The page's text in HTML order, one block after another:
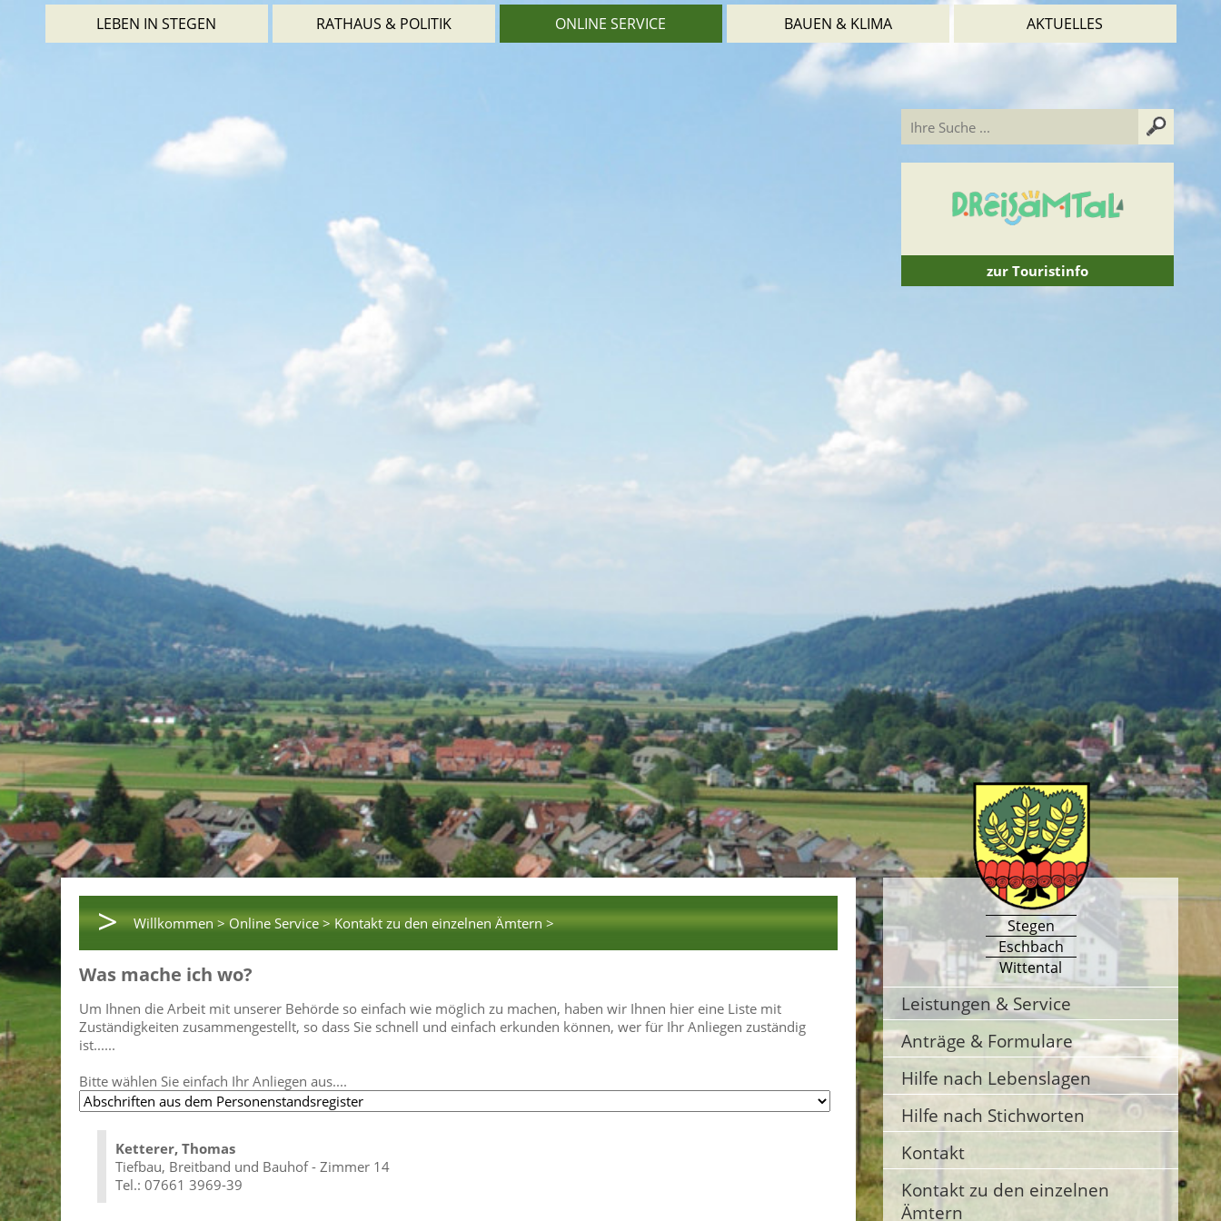
LEBEN IN STEGEN RATHAUS & POLITIK ONLINE SERVICE BAUEN & KLIMA AKTUELLES
zur Touristinfo
> Willkommen > Online Service > Kontakt zu den einzelnen Ämtern >
Was mache ich wo?
Um Ihnen die Arbeit mit unserer Behörde so einfach wie möglich zu machen, haben wir Ihnen hier eine Liste mit
Zuständigkeiten zusammengestellt, so dass Sie schnell und einfach erkunden können, wer für Ihr Anliegen zuständig
ist......
Bitte wählen Sie einfach Ihr Anliegen aus....
Ketterer, Thomas
Tiefbau, Breitband und Bauhof - Zimmer 14
Tel.: 07661 3969-39
Stegen
Eschbach
Wittental
Leistungen & Service
Anträge & Formulare
Hilfe nach Lebenslagen
Hilfe nach Stichworten
Kontakt
Kontakt zu den einzelnen
Ämtern